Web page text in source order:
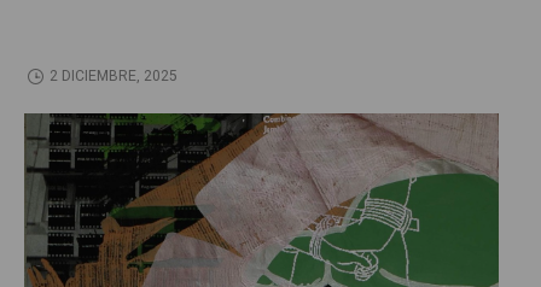
2 DICIEMBRE, 2025